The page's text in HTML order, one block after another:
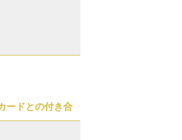
ードとの付き合